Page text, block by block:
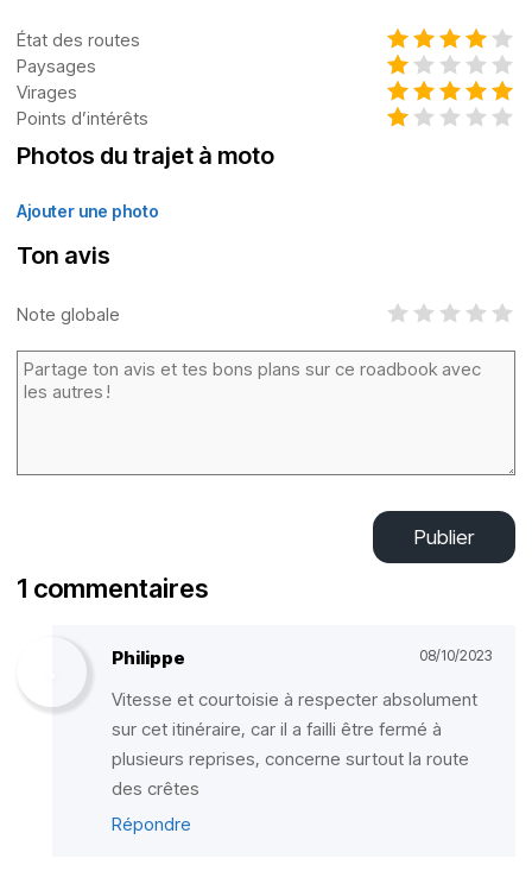
État des routes
Paysages
Virages
Points d’intérêts
Photos du trajet à moto
Ajouter une photo
Ton avis
Note globale
Publier
1 commentaires
Philippe 08/10/2023
Vitesse et courtoisie à respecter absolument
sur cet itinéraire, car il a failli être fermé à
plusieurs reprises, concerne surtout la route
des crêtes
Répondre